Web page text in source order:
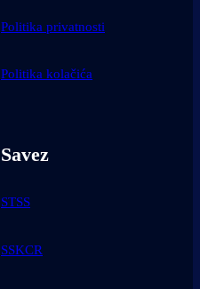
Politika privatnosti
Politika kolačića
Savez
STSS
SSKCR